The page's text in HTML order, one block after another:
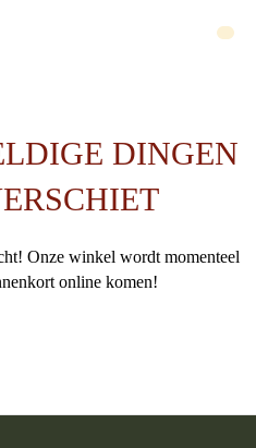
M
DINGEN
Onze winkel wordt momenteel
online komen!